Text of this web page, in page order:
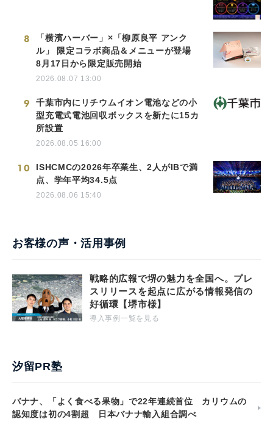
8
「横濱ハーバー」×「柳原良平 アンク
ル」 限定コラボ商品＆メニューが登場
8月17日から限定販売開始
2026.08.07 13:00
9
千葉市内にリチウムイオン電池などの小
型充電式電池回収ボックスを新たに15カ
所設置
2026.08.05 16:00
10
ISHCMCの2026年卒業生、2人がIBで満
点、学年平均34.5点
2026.08.06 15:40
お客様の声・活用事例
戦略的広報で堺の魅力を全国へ。プレ
スリリースを起点に広がる情報発信の
好循環【堺市様】
導入事例一覧を見る
汐留PR塾
バナナ、「よく食べる果物」で22年連続首位 カリウムの
認知度は初の4割超 日本バナナ輸入組合調べ